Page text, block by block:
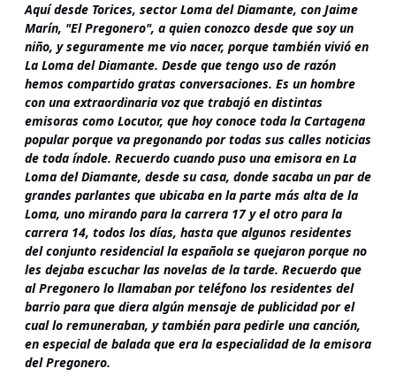
Aquí desde Torices, sector Loma del Diamante, con Jaime
Marín, "El Pregonero", a quien conozco desde que soy un
niño, y seguramente me vio nacer, porque también vivió en
La Loma del Diamante. Desde que tengo uso de razón
hemos compartido gratas conversaciones. Es un hombre
con una extraordinaria voz que trabajó en distintas
emisoras como Locutor, que hoy conoce toda la Cartagena
popular porque va pregonando por todas sus calles noticias
de toda índole. Recuerdo cuando puso una emisora en La
Loma del Diamante, desde su casa, donde sacaba un par de
grandes parlantes que ubicaba en la parte más alta de la
Loma, uno mirando para la carrera 17 y el otro para la
carrera 14, todos los días, hasta que algunos residentes
del conjunto residencial la española se quejaron porque no
les dejaba escuchar las novelas de la tarde. Recuerdo que
al Pregonero lo llamaban por teléfono los residentes del
barrio para que diera algún mensaje de publicidad por el
cual lo remuneraban, y también para pedirle una canción,
en especial de balada que era la especialidad de la emisora
del Pregonero.